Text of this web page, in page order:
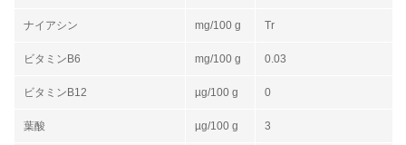
ナイアシン mg/100 g Tr
ビタミンB6 mg/100 g 0.03
ビタミンB12 µg/100 g 0
葉酸 µg/100 g 3